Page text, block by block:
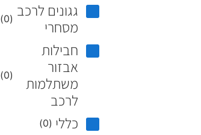
גגונים לרכב
מסחרי
(
0
)
חבילות
אבזור
משתלמות
לרכב
(
0
)
כללי (
0
)